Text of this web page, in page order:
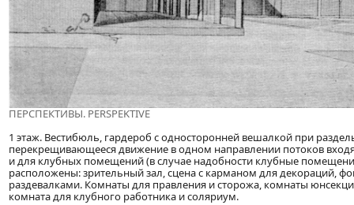
ПЕРСПЕКТИВЫ. PERSPEKTIVE
1 этаж. Вестибюль, гардероб с односторонней вешалкой при
перекрещивающееся движение в одном направлении потоков
и для клубных помещений (в случае надобности клубные
расположены: зрительный зал, сцена с карманом для декораций,
раздевалками. Комнаты для правления и сторожа, комнаты
комната для клубного работника и соляриум.